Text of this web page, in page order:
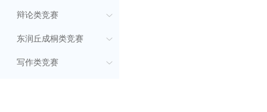
辩论类竞赛
东润丘成桐类竞赛
写作类竞赛